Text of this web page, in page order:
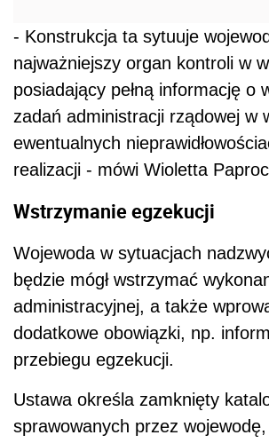
- Konstrukcja ta sytuuje
najważniejszy organ kontroli w
posiadający pełną informację o
zadań administracji rządowej w
ewentualnych
realizacji - mówi Wioletta
Wstrzymanie egzekucji
Wojewoda w sytuacjach
będzie mógł wstrzymać
administracyjnej, a także
dodatkowe obowiązki, np.
przebiegu egzekucji.
Ustawa określa zamknięty
sprawowanych przez